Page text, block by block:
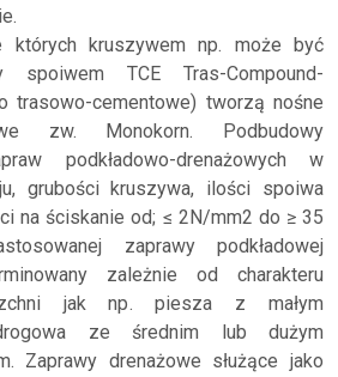
których kruszywem np. może być
spoiwem TCE Tras-Compound-
trasowo-cementowe) tworzą nośne
zw. Monokorn. Podbudowy
podkładowo-drenażowych w
grubości kruszywa, ilości spoiwa
na ściskanie od; ≤ 2N/mm2 do ≥ 35
zaprawy podkładowej
zależnie od charakteru
jak np. piesza z małym
ze średnim lub dużym
Zaprawy drenażowe służące jako